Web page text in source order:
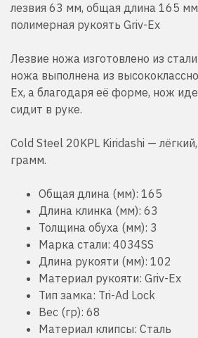
лезвия 63 мм, общая длина 165
полимерная рукоять Griv-Ex
Лезвие ножа изготовлено из
ножа выполнена из
Ex, а благодаря её форме, нож
сидит в руке.
Cold Steel 20KPL Kiridashi —
грамм.
Общая длина (мм): 165
Длина клинка (мм): 63
Толщина обуха (мм): 3
Марка стали: 4034SS
Длина рукояти (мм): 102
Материал рукояти: Griv-Ex
Тип замка: Tri-Ad Lock
Вес (гр): 68
Материал клипсы: Сталь